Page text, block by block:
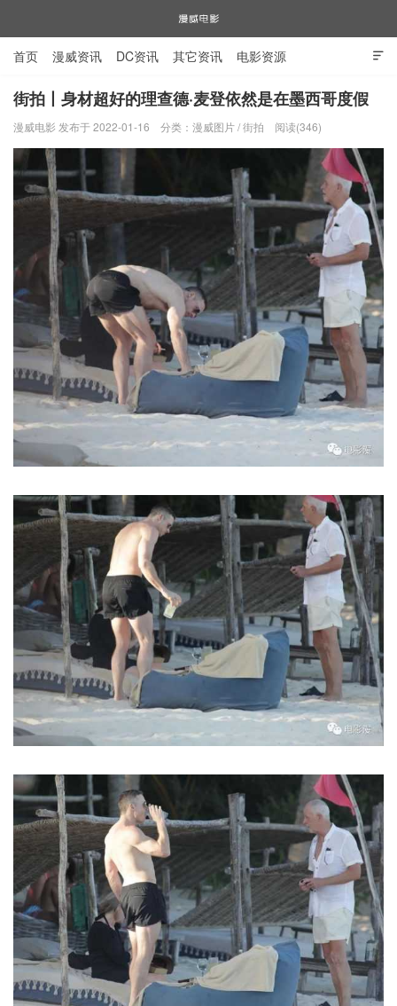
漫威电影

首页 漫威资讯 DC资讯 其它资讯 电影资源
电视剧资源 漫威图片
街拍丨身材超好的理查德·麦登依然是在墨西哥度假
漫威电影 发布于 2022-01-16 分类： 漫威图片/街拍 阅读(346)